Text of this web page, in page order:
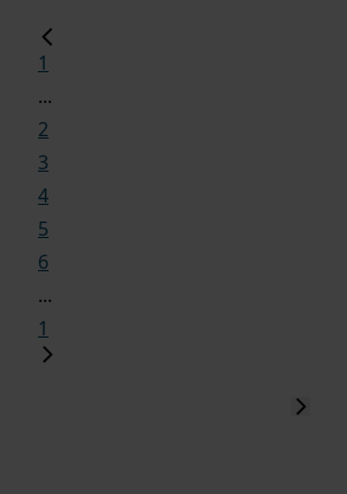
1
...
2
3
4
5
6
...
1